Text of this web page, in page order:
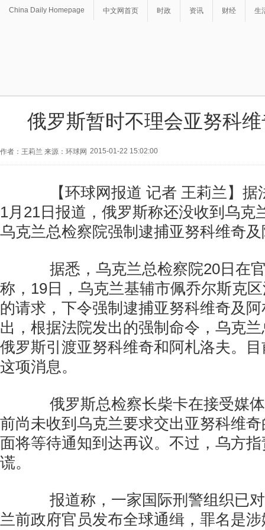
China Daily Homepage 中文网首页 时政 资讯 财经 生
俄罗斯暂时不理会亚努科
作者：王莉兰 来源：环球网 2015-01-22 15:02:00
【环球网报道 记者 王莉兰】据
1月21日报道，俄罗斯称还没收到乌克
乌克兰总检察院强制逮捕亚努科维奇
据悉，乌克兰总检察院20日在官
称，19日，乌克兰基辅市佩乔尔斯克
的请求，下令强制逮捕亚努科维奇及
出，根据法院发出的强制命令，乌克
俄罗斯引渡亚努科维奇和阿札洛夫。
这项消息。
俄罗斯总检察长柴卡在接受媒体
前尚未收到乌克兰要求交出亚努科维
面将等待通知到达再议。不过，乌方
谎。
报道称，一家国际刑警组织已对
兰前政府官员发布全球通缉，罪名是